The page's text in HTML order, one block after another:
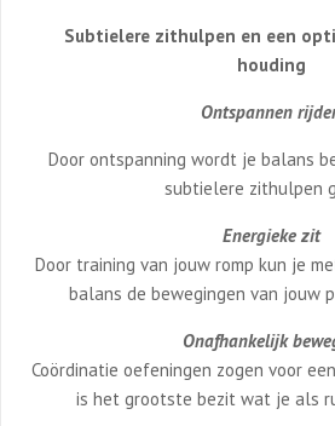
Subtielere zithulpen en een
houding
Ontspannen
Door ontspanning wordt je balans
subtielere zithulpen
Energieke zit
Door training van jouw romp kun je
balans de bewegingen van jouw
Onafhankelijk
Coördinatie oefeningen zogen voor
is het grootste bezit wat je als